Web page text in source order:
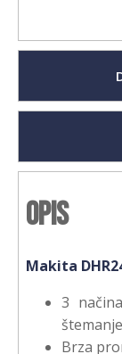
Opis
Makita
3
štemanje
Brza